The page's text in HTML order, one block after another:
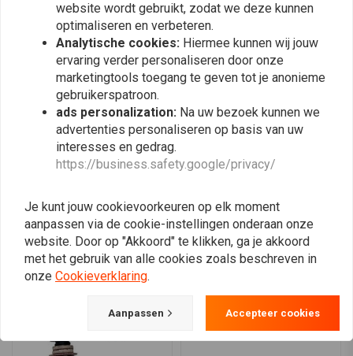
Plaats ook een review
website wordt gebruikt, zodat we deze kunnen
optimaliseren en verbeteren.
Analytische cookies: Hiermee kunnen wij jouw
ervaring verder personaliseren door onze
marketingtools toegang te geven tot je anonieme
gebruikerspatroon.
ads personalization: Na uw bezoek kunnen we
advertenties personaliseren op basis van uw
interesses en gedrag.
https://business.safety.google/privacy/
Je kunt jouw cookievoorkeuren op elk moment
aanpassen via de cookie-instellingen onderaan onze
website. Door op "Akkoord" te klikken, ga je akkoord
met het gebruik van alle cookies zoals beschreven in
onze Cookieverklaring.
Aanpassen Accepteer cookies